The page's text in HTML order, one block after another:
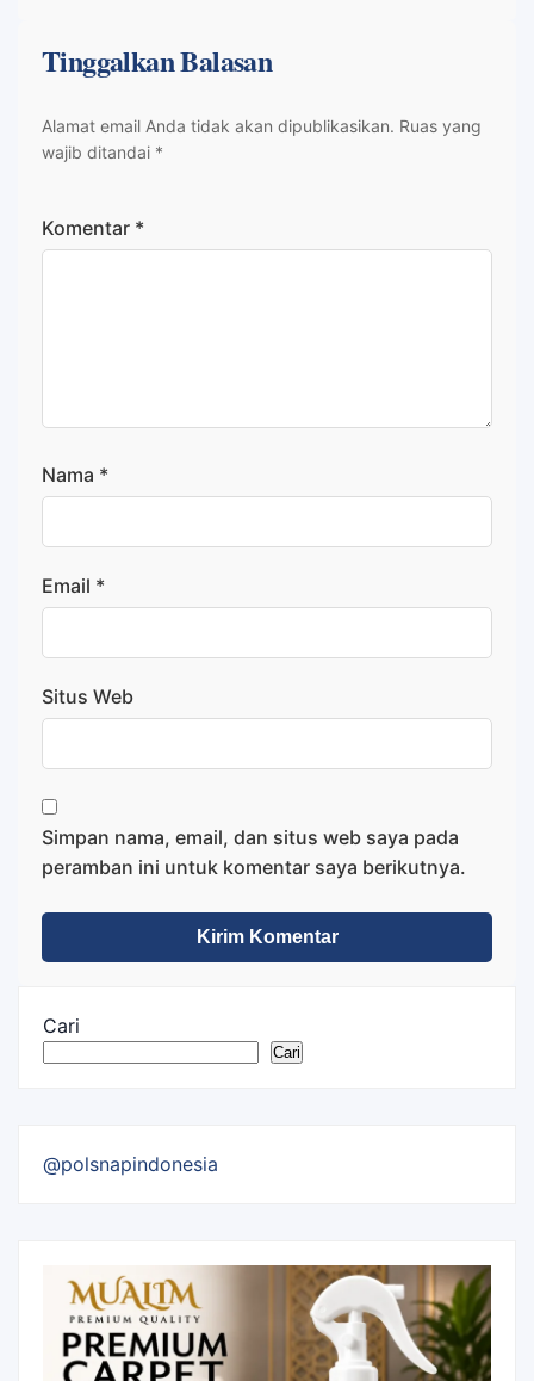
Tinggalkan Balasan
Alamat email Anda tidak akan dipublikasikan. Ruas yang
wajib ditandai *
Komentar *
Nama *
Email *
Situs Web
Simpan nama, email, dan situs web saya pada
peramban ini untuk komentar saya berikutnya.
Cari
Cari
@polsnapindonesia